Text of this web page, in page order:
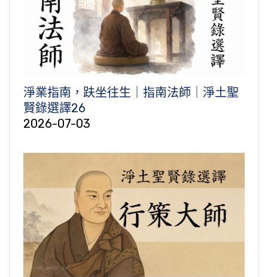
淨業指南，趺坐往生｜指南法師｜淨土聖
賢錄選譯26
2026-07-03